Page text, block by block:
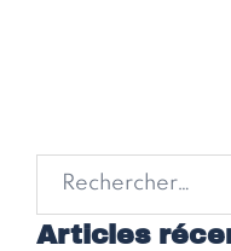
Rechercher :
Articles